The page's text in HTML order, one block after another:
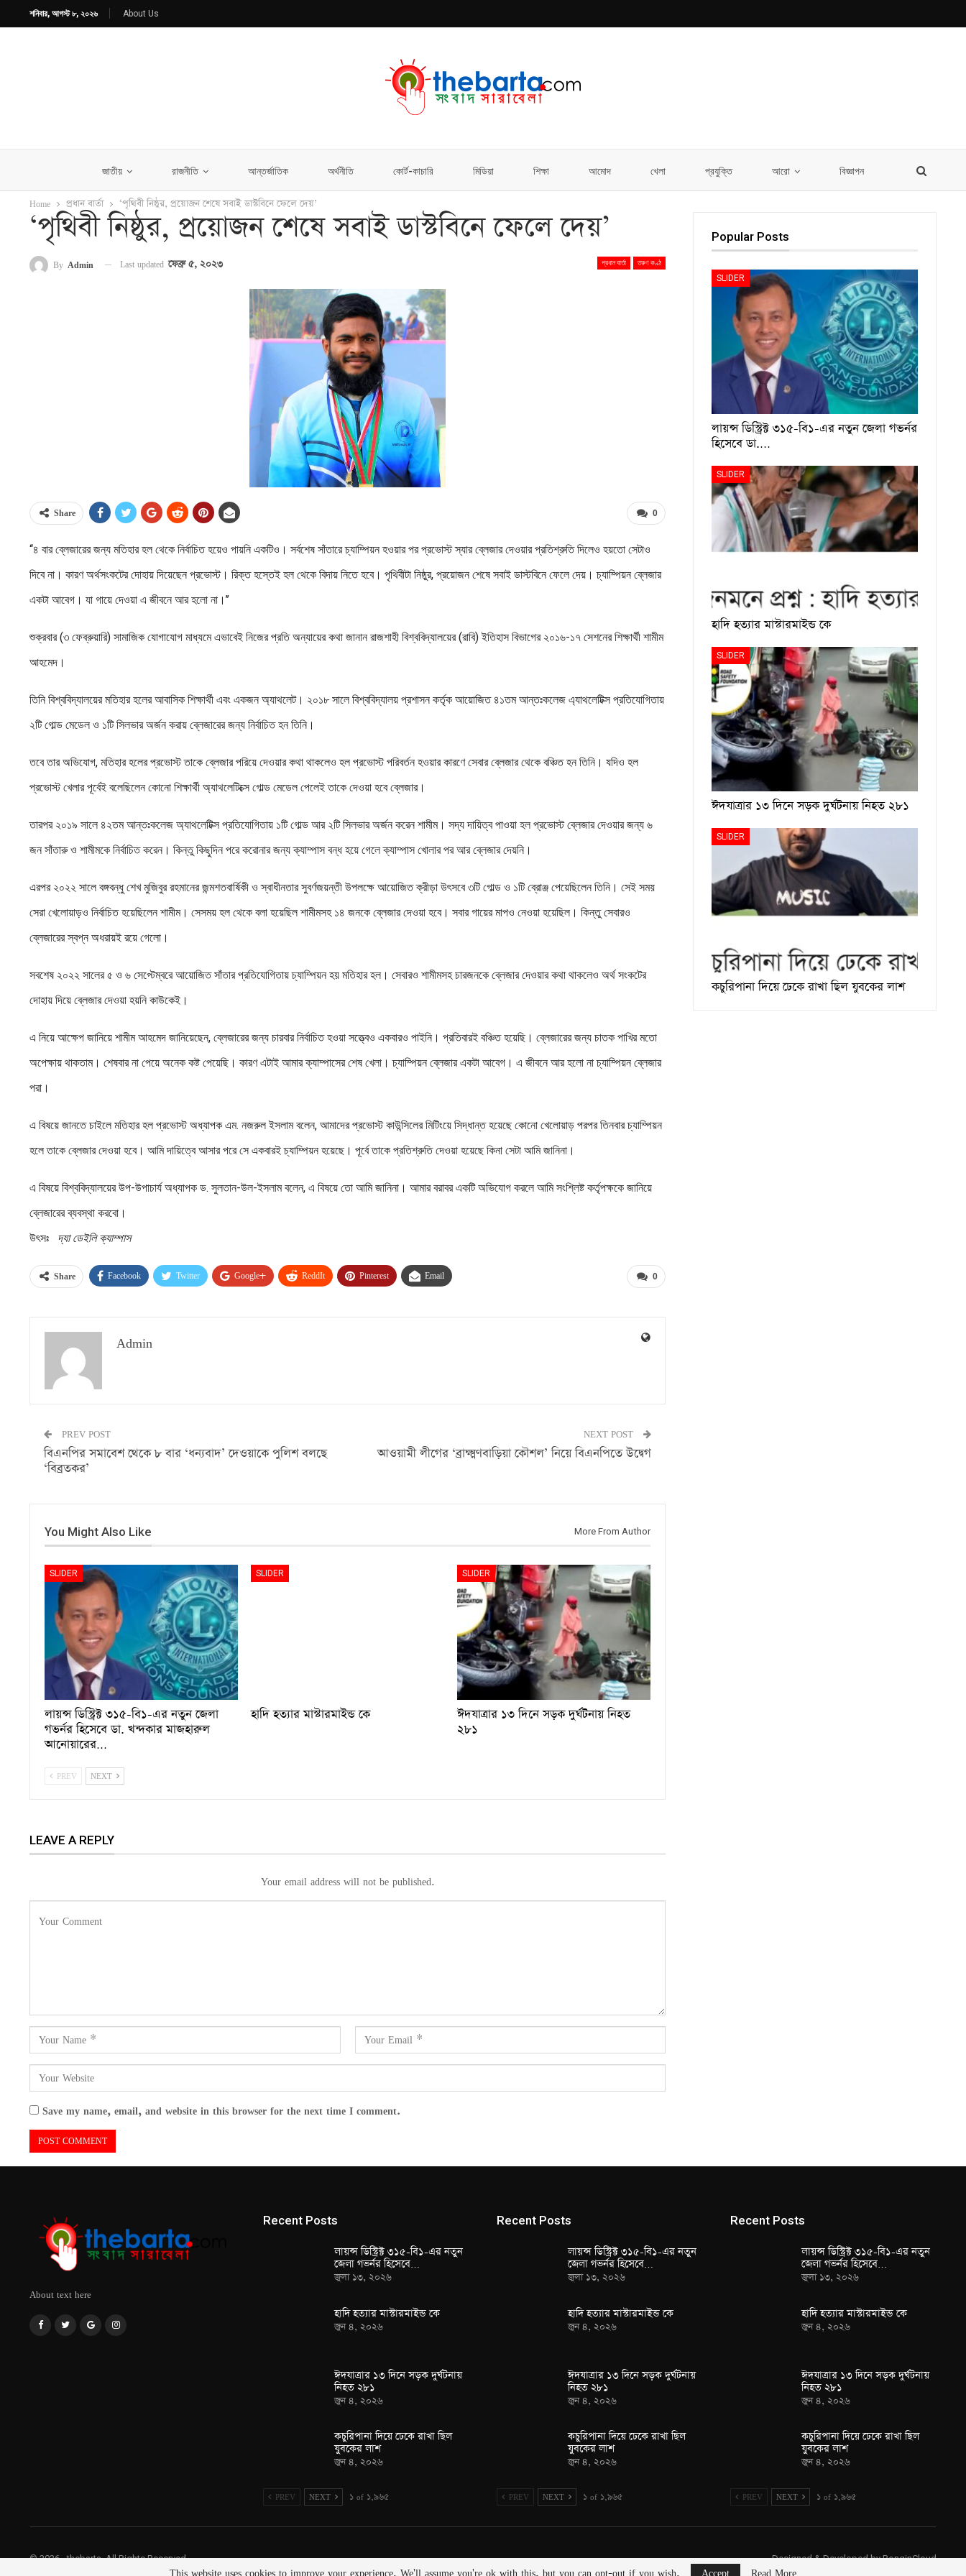
শনিবার, আগস্ট ৮, ২০২৬ About Us
জাতীয় রাজনীতি আন্তর্জাতিক অর্থনীতি কোর্ট-কাচারি মিডিয়া শিক্ষা আমোদ খেলা প্রযুক্তি আরো বিজ্ঞাপন
Home প্রধান বার্তা ‘পৃথিবী নিষ্ঠুর, প্রয়োজন শেষে সবাই ডাস্টবিনে ফেলে দেয়’
‘পৃথিবী নিষ্ঠুর, প্রয়োজন শেষে সবাই ডাস্টবিনে ফেলে দেয়’
প্রধান বার্তা তরুণ কণ্ঠ
By Admin Last updated ফেব্রু ৫, ২০২৩
0
Share
‘‘৪ বার ব্লেজারের জন্য মতিহার হল থেকে নির্বাচিত হয়েও পায়নি একটিও। সর্বশেষ সাঁতারে চ্যাম্পিয়ন হওয়ার পর প্রভোস্ট স্যার ব্লেজার দেওয়ার প্রতিশ্রুতি দিলেও হয়তো সেটাও
দিবে না। কারণ অর্থসংকটের দোহায় দিয়েছেন প্রভোস্ট। রিক্ত হস্তেই হল থেকে বিদায় নিতে হবে। পৃথিবীটা নিষ্ঠুর, প্রয়োজন শেষে সবাই ডাস্টবিনে ফেলে দেয়। চ্যাম্পিয়ন ব্লেজার
একটা আবেগ। যা গায়ে দেওয়া এ জীবনে আর হলো না।’’
শুক্রবার (৩ ফেব্রুয়ারি) সামাজিক যোগাযোগ মাধ্যমে এভাবেই নিজের প্রতি অন্যায়ের কথা জানান রাজশাহী বিশ্ববিদ্যালয়ের (রাবি) ইতিহাস বিভাগের ২০১৬-১৭ সেশনের শিক্ষার্থী শামীম
আহমেদ।
তিনি বিশ্ববিদ্যালয়ের মতিহার হলের আবাসিক শিক্ষার্থী এবং একজন অ্যাথলেট। ২০১৮ সালে বিশ্ববিদ্যালয় প্রশাসন কর্তৃক আয়োজিত ৪১তম আন্তঃকলেজ এ্যাথলেটিক্স প্রতিযোগিতায়
২টি গোল্ড মেডেল ও ১টি সিলভার অর্জন করায় ব্লেজারের জন্য নির্বাচিত হন তিনি।
তবে তার অভিযোগ, মতিহার হলের প্রভোস্ট তাকে ব্লেজার পরিয়ে দেওয়ার কথা থাকলেও হল প্রভোস্ট পরিবর্তন হওয়ার কারণে সেবার ব্লেজার থেকে বঞ্চিত হন তিনি। যদিও হল
প্রভোস্ট খেলার পূর্বেই বলেছিলেন কোনো শিক্ষার্থী অ্যাথলেটিক্সে গোল্ড মেডেল পেলেই তাকে দেওয়া হবে ব্লেজার।
তারপর ২০১৯ সালে ৪২তম আন্তঃকলেজ অ্যাথলেটিক্স প্রতিযোগিতায় ১টি গোল্ড আর ২টি সিলভার অর্জন করেন শামীম। সদ্য দায়িত্ব পাওয়া হল প্রভোস্ট ব্লেজার দেওয়ার জন্য ৬
জন সাঁতারু ও শামীমকে নির্বাচিত করেন। কিন্তু কিছুদিন পরে করোনার জন্য ক্যাম্পাস বন্ধ হয়ে গেলে ক্যাম্পাস খোলার পর আর ব্লেজার দেয়নি।
এরপর ২০২২ সালে বঙ্গবন্ধু শেখ মুজিবুর রহমানের জন্মশতবার্ষিকী ও স্বাধীনতার সুবর্ণজয়ন্তী উপলক্ষে আয়োজিত ক্রীড়া উৎসবে ৩টি গোল্ড ও ১টি ব্রোঞ্জ পেয়েছিলেন তিনি। সেই সময়
সেরা খেলোয়াড়ও নির্বাচিত হয়েছিলেন শামীম। সেসময় হল থেকে বলা হয়েছিল শামীমসহ ১৪ জনকে ব্লেজার দেওয়া হবে। সবার গায়ের মাপও নেওয়া হয়েছিল। কিন্তু সেবারও
ব্লেজারের স্বপ্ন অধরায়ই রয়ে গেলো।
সবশেষ ২০২২ সালের ৫ ও ৬ সেপ্টেম্বরে আয়োজিত সাঁতার প্রতিযোগিতায় চ্যাম্পিয়ন হয় মতিহার হল। সেবারও শামীমসহ চারজনকে ব্লেজার দেওয়ার কথা থাকলেও অর্থ সংকটের
দোহায় দিয়ে ব্লেজার দেওয়া হয়নি কাউকেই।
এ নিয়ে আক্ষেপ জানিয়ে শামীম আহমেদ জানিয়েছেন, ব্লেজারের জন্য চারবার নির্বাচিত হওয়া সত্ত্বেও একবারও পাইনি। প্রতিবারই বঞ্চিত হয়েছি। ব্লেজারের জন্য চাতক পাখির মতো
অপেক্ষায় থাকতাম। শেষবার না পেয়ে অনেক কষ্ট পেয়েছি। কারণ এটাই আমার ক্যাম্পাসের শেষ খেলা। চ্যাম্পিয়ন ব্লেজার একটা আবেগ। এ জীবনে আর হলো না চ্যাম্পিয়ন ব্লেজার
পরা।
এ বিষয়ে জানতে চাইলে মতিহার হল প্রভোস্ট অধ্যাপক এম. নজরুল ইসলাম বলেন, আমাদের প্রভোস্ট কাউন্সিলের মিটিংয়ে সিদ্ধান্ত হয়েছে কোনো খেলোয়াড় পরপর তিনবার চ্যাম্পিয়ন
হলে তাকে ব্লেজার দেওয়া হবে। আমি দায়িত্বে আসার পরে সে একবারই চ্যাম্পিয়ন হয়েছে। পূর্বে তাকে প্রতিশ্রুতি দেওয়া হয়েছে কিনা সেটা আমি জানিনা।
এ বিষয়ে বিশ্ববিদ্যালয়ের উপ-উপাচার্য অধ্যাপক ড. সুলতান-উল-ইসলাম বলেন, এ বিষয়ে তো আমি জানিনা। আমার বরাবর একটি অভিযোগ করলে আমি সংশ্লিষ্ট কর্তৃপক্ষকে জানিয়ে
ব্লেজারের ব্যবস্থা করবো।
উৎসঃ দ্যা ডেইলি ক্যাম্পাস
0
Share Facebook Twitter Google+ ReddIt Pinterest Email
Admin
PREV POST
বিএনপির সমাবেশ থেকে ৮ বার ‘ধন্যবাদ’ দেওয়াকে পুলিশ বলছে
‘বিব্রতকর’
NEXT POST
আওয়ামী লীগের ‘ব্রাক্ষ্মণবাড়িয়া কৌশল’ নিয়ে বিএনপিতে উদ্বেগ
You Might Also Like More From Author
SLIDER
লায়ন্স ডিস্ট্রিক্ট ৩১৫-বি১-এর নতুন জেলা
গভর্নর হিসেবে ডা. খন্দকার মাজহারুল
আনোয়ারের…
SLIDER
হাদি হত্যার মাস্টারমাইন্ড কে
SLIDER
ঈদযাত্রার ১৩ দিনে সড়ক দুর্ঘটনায় নিহত
২৮১
PREV NEXT
LEAVE A REPLY
Your email address will not be published.
Save my name, email, and website in this browser for the next time I comment.
Popular Posts
SLIDER
লায়ন্স ডিস্ট্রিক্ট ৩১৫-বি১-এর নতুন জেলা গভর্নর
হিসেবে ডা.…
SLIDER
হাদি হত্যার মাস্টারমাইন্ড কে
SLIDER
ঈদযাত্রার ১৩ দিনে সড়ক দুর্ঘটনায় নিহত ২৮১
SLIDER
কচুরিপানা দিয়ে ঢেকে রাখা ছিল যুবকের লাশ
About text here
Recent Posts
লায়ন্স ডিস্ট্রিক্ট ৩১৫-বি১-এর নতুন
জেলা গভর্নর হিসেবে…
জুলা ১৩, ২০২৬
হাদি হত্যার মাস্টারমাইন্ড কে
জুন ৪, ২০২৬
ঈদযাত্রার ১৩ দিনে সড়ক দুর্ঘটনায়
নিহত ২৮১
জুন ৪, ২০২৬
কচুরিপানা দিয়ে ঢেকে রাখা ছিল
যুবকের লাশ
জুন ৪, ২০২৬
PREV NEXT ১ of ১,৯৬৫
Recent Posts
লায়ন্স ডিস্ট্রিক্ট ৩১৫-বি১-এর নতুন
জেলা গভর্নর হিসেবে…
জুলা ১৩, ২০২৬
হাদি হত্যার মাস্টারমাইন্ড কে
জুন ৪, ২০২৬
ঈদযাত্রার ১৩ দিনে সড়ক দুর্ঘটনায়
নিহত ২৮১
জুন ৪, ২০২৬
কচুরিপানা দিয়ে ঢেকে রাখা ছিল
যুবকের লাশ
জুন ৪, ২০২৬
PREV NEXT ১ of ১,৯৬৫
Recent Posts
লায়ন্স ডিস্ট্রিক্ট ৩১৫-বি১-এর নতুন
জেলা গভর্নর হিসেবে…
জুলা ১৩, ২০২৬
হাদি হত্যার মাস্টারমাইন্ড কে
জুন ৪, ২০২৬
ঈদযাত্রার ১৩ দিনে সড়ক দুর্ঘটনায়
নিহত ২৮১
জুন ৪, ২০২৬
কচুরিপানা দিয়ে ঢেকে রাখা ছিল
যুবকের লাশ
জুন ৪, ২০২৬
PREV NEXT ১ of ১,৯৬৫
© 2026 - thebarta. All Rights Reserved. Designed & Developed byRonginCloud
This website uses cookies to improve your experience. We'll assume you're ok with this, but you can opt-out if you wish. Accept Read More